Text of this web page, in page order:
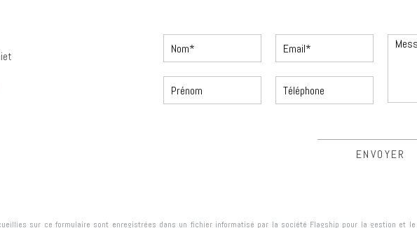
sur ce formulaire sont enregistrées dans un fichier informatisé par la société Flagship pour la gestion et